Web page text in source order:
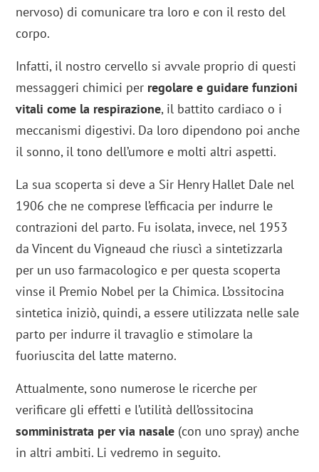
nervoso) di comunicare tra loro e con il resto del
corpo.
Infatti, il nostro cervello si avvale proprio di questi
messaggeri chimici per regolare e guidare funzioni
vitali come la respirazione, il battito cardiaco o i
meccanismi digestivi. Da loro dipendono poi anche
il sonno, il tono dell’umore e molti altri aspetti.
La sua scoperta si deve a Sir Henry Hallet Dale nel
1906 che ne comprese l’efficacia per indurre le
contrazioni del parto. Fu isolata, invece, nel 1953
da Vincent du Vigneaud che riuscì a sintetizzarla
per un uso farmacologico e per questa scoperta
vinse il Premio Nobel per la Chimica. L’ossitocina
sintetica iniziò, quindi, a essere utilizzata nelle sale
parto per indurre il travaglio e stimolare la
fuoriuscita del latte materno.
Attualmente, sono numerose le ricerche per
verificare gli effetti e l’utilità dell’ossitocina
somministrata per via nasale (con uno spray) anche
in altri ambiti. Li vedremo in seguito.